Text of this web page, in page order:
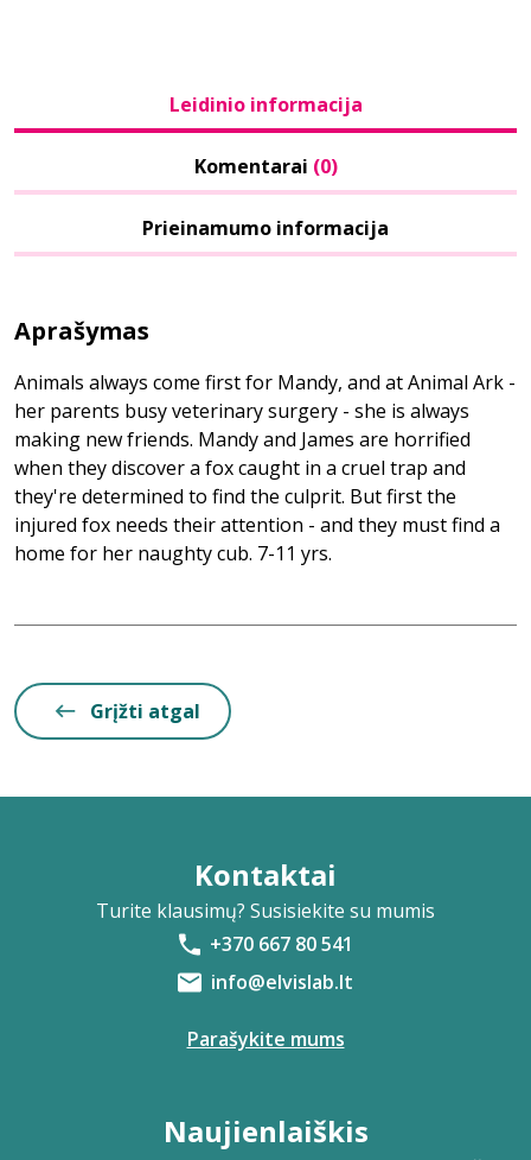
Leidinio informacija
Komentarai (0)
Prieinamumo informacija
Aprašymas
Animals always come first for Mandy, and at Animal Ark -
her parents busy veterinary surgery - she is always
making new friends. Mandy and James are horrified
when they discover a fox caught in a cruel trap and
they're determined to find the culprit. But first the
injured fox needs their attention - and they must find a
home for her naughty cub. 7-11 yrs.
Grįžti atgal
Kontaktai
Turite klausimų? Susisiekite su mumis
+370 667 80 541
info@elvislab.lt
Parašykite mums
Naujienlaiškis